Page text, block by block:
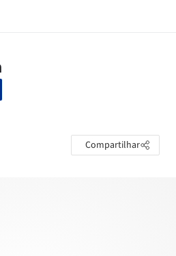
Compartilhar